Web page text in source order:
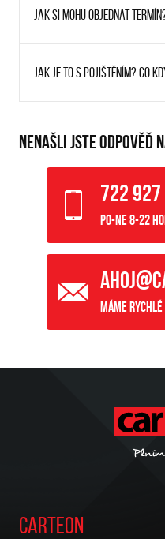
Jak si mohu objednat
Jak je to s pojištěním? Co
NENAŠLI JSTE ODPOVĚĎ
722
Po-Ne 8-22
Máme
Carteon